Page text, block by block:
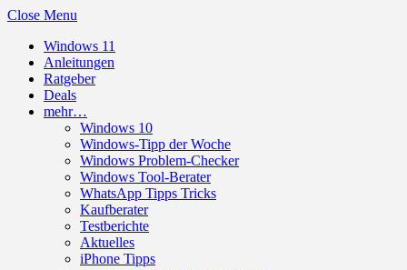
Close Menu
Windows 11
Anleitungen
Ratgeber
Deals
mehr…
Windows 10
Windows-Tipp der Woche
Windows Problem-Checker
Windows Tool-Berater
WhatsApp Tipps Tricks
Kaufberater
Testberichte
Aktuelles
iPhone Tipps